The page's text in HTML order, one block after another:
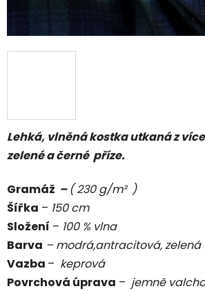
Lehká, vlněná kostka utkaná z
zelené a černé příze.
Gramáž –( 230 g/m² )
Šířka – 150 cm
Složení – 100 % vlna
Barva – modrá,antracitová, zelená
Vazba – keprová
Povrchová úprava – jemně